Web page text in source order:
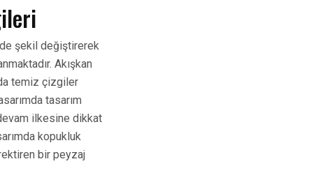
şekil değiştirerek
Akışkan
temiz çizgiler
tasarım
ilkesine dikkat
kopukluk
bir peyzaj